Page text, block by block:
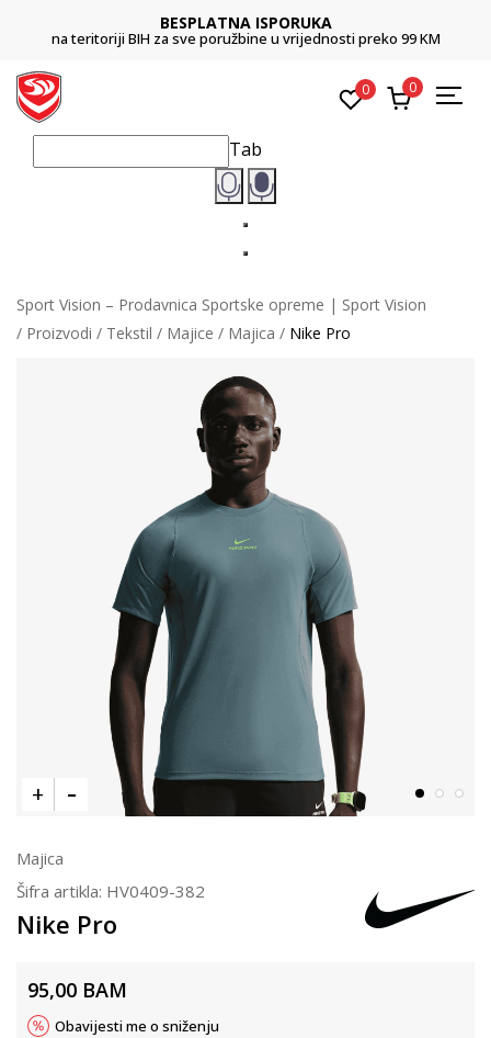
BESPLATNA ISPORUKA
na teritoriji BIH za sve poružbine u vrijednosti preko 99 KM
0 0
Tab
Sport Vision – Prodavnica Sportske opreme | Sport Vision
Proizvodi
Tekstil Majice Majica Nike Pro
Majica
Šifra artikla: HV0409-382
Nike Pro
95,00 BAM
Obavijesti me o sniženju